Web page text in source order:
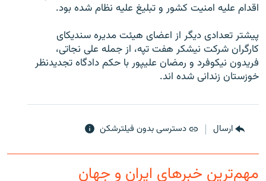
زبان‌های دیگر
اقدام عليه امنيت کشور و تبليغ عليه نظام شده بود.
پيشتر تعدادی ديگر از اعضای هيئت مديره سنديکای
کارگران شرکت نيشکر هفت تپه، از جمله علی نجاتی،
فريدون نيکوفرد و رمضان عليپور با حکم دادگاه تجديدنظر
خوزستان زندانی شده اند.
ارسال دسترسی بدون فیلترشکن
مهم‌ترین خبرهای ایران و جهان